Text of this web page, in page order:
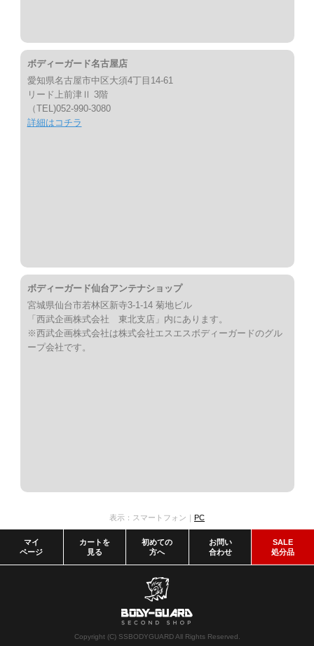
マイ
ページ
カートを
見る
初めての
方へ
お問い
合わせ
SALE
処分品
ボディーガード名古屋店
愛知県名古屋市中区大須4丁目14-61
リード上前津Ⅱ 3階
（TEL)052-990-3080
詳細はコチラ
ボディーガード仙台アンテナショップ
宮城県仙台市若林区新寺3-1-14 菊地ビル
「西武企画株式会社 東北支店」内にあります。
※西武企画株式会社は株式会社エスエスボディーガードのグル
ープ会社です。
表示：スマートフォン｜ PC
Copyright (C) SSBODYGUARD All Rights Reserved.